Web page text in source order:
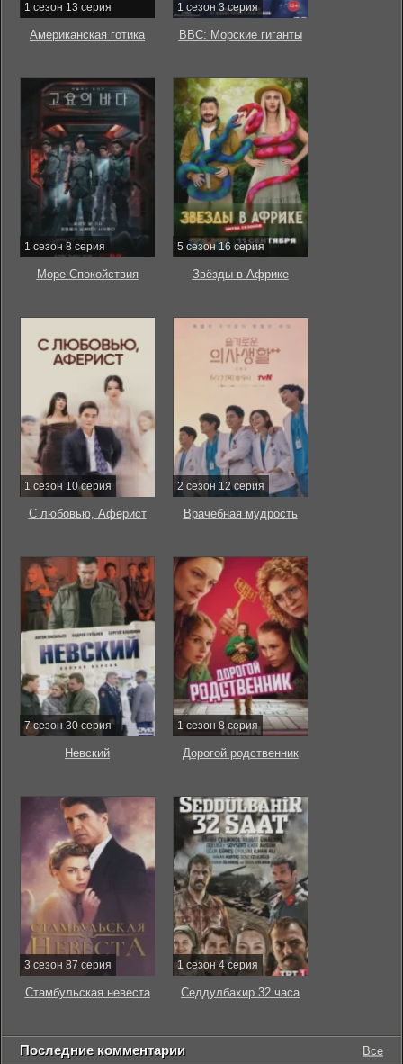
1 сезон 13 серия
Американская готика
1 сезон 3 серия
BBC: Морские гиганты
1 сезон 8 серия
Море Спокойствия
5 сезон 16 серия
Звёзды в Африке
1 сезон 10 серия
С любовью, Аферист
2 сезон 12 серия
Врачебная мудрость
7 сезон 30 серия
Невский
1 сезон 8 серия
Дорогой родственник
3 сезон 87 серия
Стамбульская невеста
1 сезон 4 серия
Седдулбахир 32 часа
Последние комментарии Все